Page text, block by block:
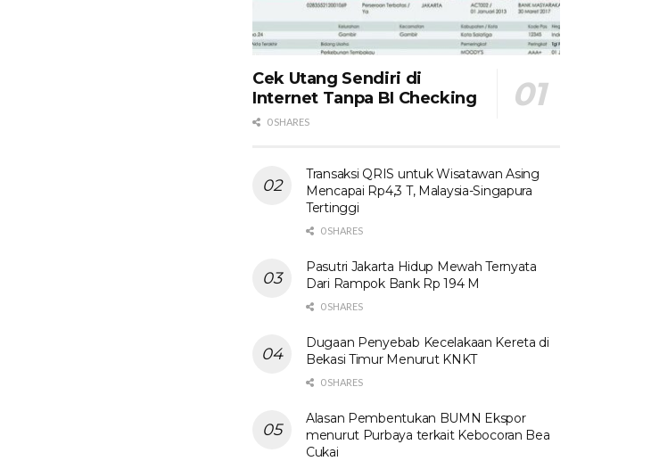
Cek Utang Sendiri di
Internet Tanpa BI Checking
0 SHARES
Transaksi QRIS untuk Wisatawan Asing
Mencapai Rp4,3 T, Malaysia-Singapura
Tertinggi
0 SHARES
Pasutri Jakarta Hidup Mewah Ternyata
Dari Rampok Bank Rp 194 M
0 SHARES
Dugaan Penyebab Kecelakaan Kereta di
Bekasi Timur Menurut KNKT
0 SHARES
Alasan Pembentukan BUMN Ekspor
menurut Purbaya terkait Kebocoran Bea
Cukai